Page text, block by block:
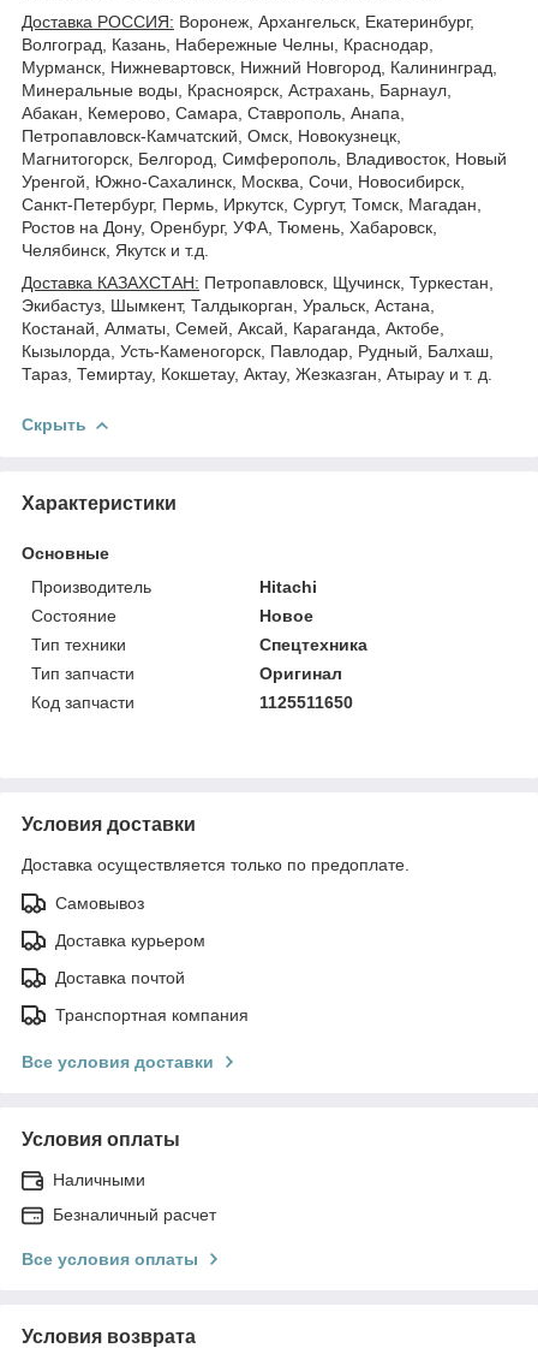
Доставка РОССИЯ: Воронеж, Архангельск, Екатеринбург,
Волгоград, Казань, Набережные Челны, Краснодар,
Мурманск, Нижневартовск, Нижний Новгород, Калининград,
Минеральные воды, Красноярск, Астрахань, Барнаул,
Абакан, Кемерово, Самара, Ставрополь, Анапа,
Петропавловск-Камчатский, Омск, Новокузнецк,
Магнитогорск, Белгород, Симферополь, Владивосток, Новый
Уренгой, Южно-Сахалинск, Москва, Сочи, Новосибирск,
Санкт-Петербург, Пермь, Иркутск, Сургут, Томск, Магадан,
Ростов на Дону, Оренбург, УФА, Тюмень, Хабаровск,
Челябинск, Якутск и т.д.
Доставка КАЗАХСТАН: Петропавловск, Щучинск, Туркестан,
Экибастуз, Шымкент, Талдыкорган, Уральск, Астана,
Костанай, Алматы, Семей, Аксай, Караганда, Актобе,
Кызылорда, Усть-Каменогорск, Павлодар, Рудный, Балхаш,
Тараз, Темиртау, Кокшетау, Актау, Жезказган, Атырау и т. д.
Скрыть
Характеристики
Основные
Производитель
Hitachi
Состояние
Новое
Тип техники
Спецтехника
Тип запчасти
Оригинал
Код запчасти
1125511650
Условия доставки
Доставка осуществляется только по предоплате.
Самовывоз
Доставка курьером
Доставка почтой
Транспортная компания
Все условия доставки
Условия оплаты
Наличными
Безналичный расчет
Все условия оплаты
Условия возврата